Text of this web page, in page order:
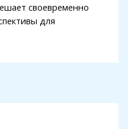
своевременно
для